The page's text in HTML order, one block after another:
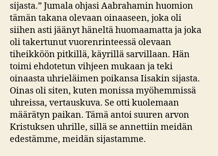
sijasta.” Jumala ohjasi Aabrahamin huomion
tämän takana olevaan oinaaseen, joka oli
siihen asti jäänyt häneltä huomaamatta ja joka
oli takertunut vuorenrinteessä olevaan
tiheikköön pitkillä, käyrillä sarvillaan. Hän
toimi ehdotetun vihjeen mukaan ja teki
oinaasta uhrieläimen poikansa Iisakin sijasta.
Oinas oli siten, kuten monissa myöhemmissä
uhreissa, vertauskuva. Se otti kuolemaan
määrätyn paikan. Tämä antoi suuren arvon
Kristuksen uhrille, sillä se annettiin meidän
edestämme, meidän sijastamme.